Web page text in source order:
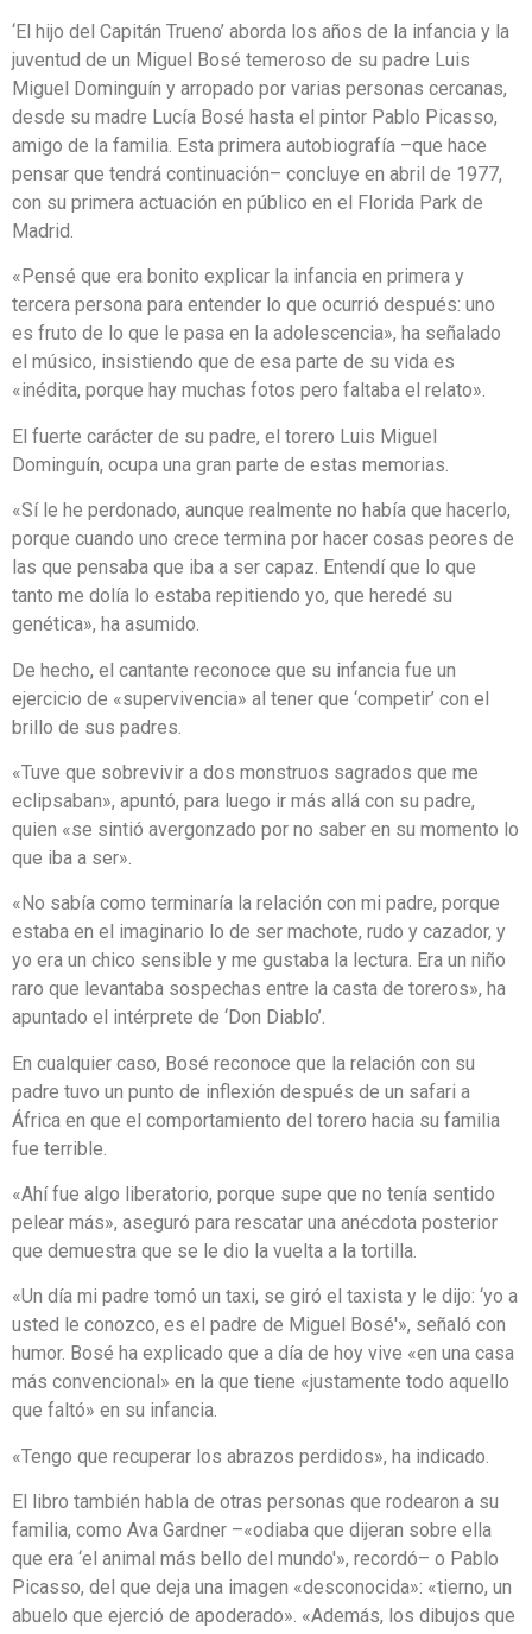
‘El hijo del Capitán Trueno’ aborda los años de la infancia y la
juventud de un Miguel Bosé temeroso de su padre Luis
Miguel Dominguín y arropado por varias personas cercanas,
desde su madre Lucía Bosé hasta el pintor Pablo Picasso,
amigo de la familia. Esta primera autobiografía –que hace
pensar que tendrá continuación– concluye en abril de 1977,
con su primera actuación en público en el Florida Park de
Madrid.
«Pensé que era bonito explicar la infancia en primera y
tercera persona para entender lo que ocurrió después: uno
es fruto de lo que le pasa en la adolescencia», ha señalado
el músico, insistiendo que de esa parte de su vida es
«inédita, porque hay muchas fotos pero faltaba el relato».
El fuerte carácter de su padre, el torero Luis Miguel
Dominguín, ocupa una gran parte de estas memorias.
«Sí le he perdonado, aunque realmente no había que hacerlo,
porque cuando uno crece termina por hacer cosas peores de
las que pensaba que iba a ser capaz. Entendí que lo que
tanto me dolía lo estaba repitiendo yo, que heredé su
genética», ha asumido.
De hecho, el cantante reconoce que su infancia fue un
ejercicio de «supervivencia» al tener que ‘competir’ con el
brillo de sus padres.
«Tuve que sobrevivir a dos monstruos sagrados que me
eclipsaban», apuntó, para luego ir más allá con su padre,
quien «se sintió avergonzado por no saber en su momento lo
que iba a ser».
«No sabía como terminaría la relación con mi padre, porque
estaba en el imaginario lo de ser machote, rudo y cazador, y
yo era un chico sensible y me gustaba la lectura. Era un niño
raro que levantaba sospechas entre la casta de toreros», ha
apuntado el intérprete de ‘Don Diablo’.
En cualquier caso, Bosé reconoce que la relación con su
padre tuvo un punto de inflexión después de un safari a
África en que el comportamiento del torero hacia su familia
fue terrible.
«Ahí fue algo liberatorio, porque supe que no tenía sentido
pelear más», aseguró para rescatar una anécdota posterior
que demuestra que se le dio la vuelta a la tortilla.
«Un día mi padre tomó un taxi, se giró el taxista y le dijo: ‘yo a
usted le conozco, es el padre de Miguel Bosé'», señaló con
humor. Bosé ha explicado que a día de hoy vive «en una casa
más convencional» en la que tiene «justamente todo aquello
que faltó» en su infancia.
«Tengo que recuperar los abrazos perdidos», ha indicado.
El libro también habla de otras personas que rodearon a su
familia, como Ava Gardner –«odiaba que dijeran sobre ella
que era ‘el animal más bello del mundo'», recordó– o Pablo
Picasso, del que deja una imagen «desconocida»: «tierno, un
abuelo que ejerció de apoderado». «Además, los dibujos que